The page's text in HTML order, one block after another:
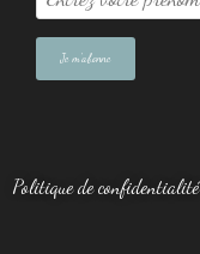
Politique de confidentialité